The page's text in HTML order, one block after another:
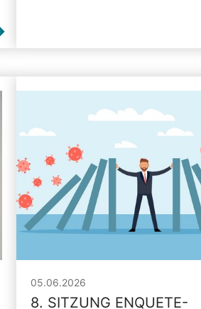
05.06.2026
8. SITZUNG ENQUETE-